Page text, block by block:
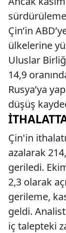
Çin’in
ülkelerine
Uluslar
14,9
Rusya’ya
düşüş
Çin'in
azalarak
geriledi.
2,3 olarak
gerileme,
geldi.
iç talepteki